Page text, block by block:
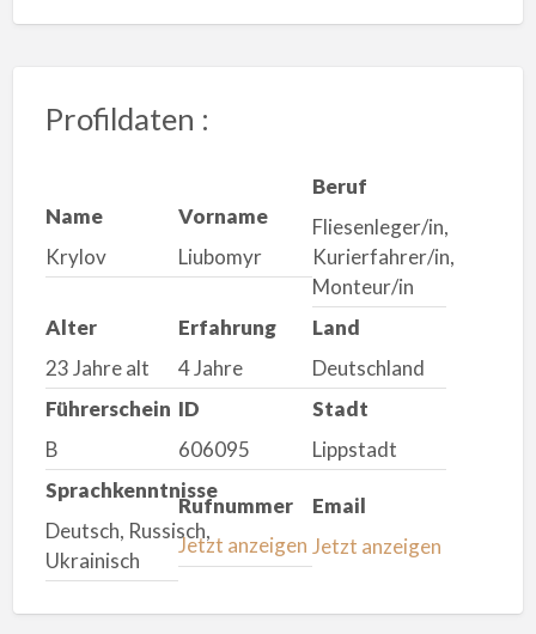
Profildaten :
Name
Krylov
Vorname
Liubomyr
Beruf
Fliesenleger/in,
Kurierfahrer/in,
Monteur/in
Alter
23 Jahre alt
Erfahrung
4 Jahre
Land
Deutschland
Führerschein
B
ID
606095
Stadt
Lippstadt
Sprachkenntnisse
Deutsch, Russisch,
Ukrainisch
Rufnummer
Jetzt anzeigen
Email
Jetzt anzeigen